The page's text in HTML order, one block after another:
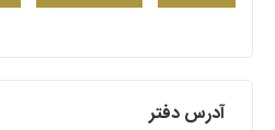
آدرس دفتر